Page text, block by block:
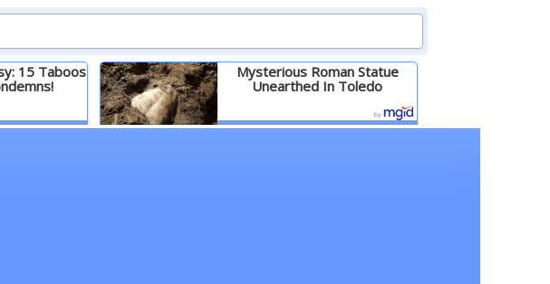
15 Taboos
Mysterious Roman Statue
Unearthed In Toledo
Детальніше